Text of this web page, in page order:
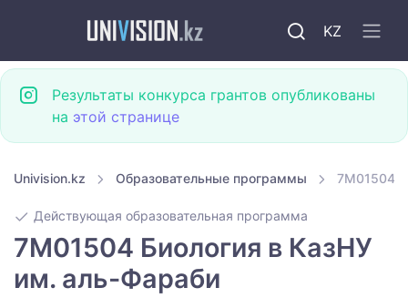
KZ
Результаты конкурса грантов опубликованы
на этой странице
Univision.kz Образовательные программы 7M01504
Действующая образовательная программа
7M01504 Биология в КазНУ
им. аль-Фараби